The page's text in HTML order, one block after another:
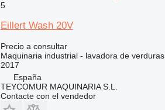
5
Eillert Wash 20V
Precio a consultar
Maquinaria industrial - lavadora de verduras
2017
España
TEYCOMUR MAQUINARIA S.L.
Contacte con el vendedor